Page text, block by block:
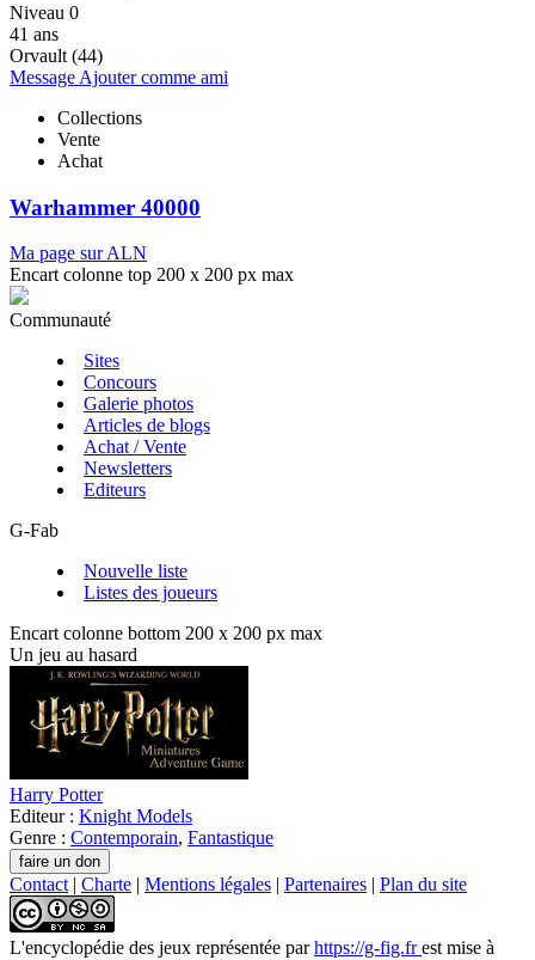
Niveau 0
41 ans
Orvault (44)
Message Ajouter comme ami
Collections
Vente
Achat
Warhammer 40000
Ma page sur ALN
Encart colonne top 200 x 200 px max
Communauté
Sites
Concours
Galerie photos
Articles de blogs
Achat / Vente
Newsletters
Editeurs
G-Fab
Nouvelle liste
Listes des joueurs
Encart colonne bottom 200 x 200 px max
Un jeu au hasard
Harry Potter
Editeur : Knight Models
Genre : Contemporain, Fantastique
Contact | Charte | Mentions légales | Partenaires | Plan du site
L'encyclopédie des jeux représentée parhttps://g-fig.frest mise à